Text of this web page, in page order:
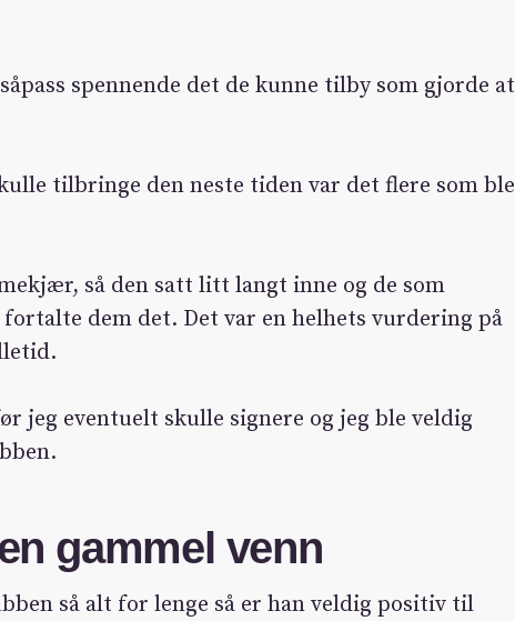
spennende det de kunne tilby som gjorde at
tilbringe den neste tiden var det flere som ble
så den satt litt langt inne og de som
dem det. Det var en helhets vurdering på
jeg eventuelt skulle signere og jeg ble veldig
gammel venn
så alt for lenge så er han veldig positiv til